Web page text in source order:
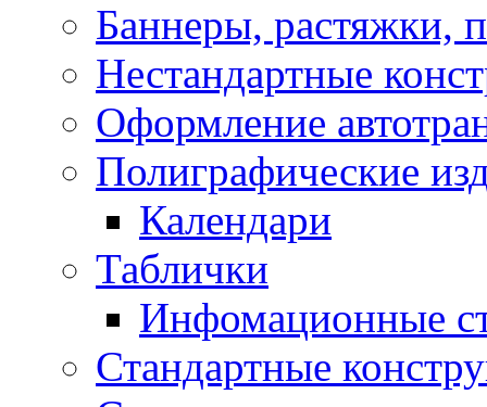
Баннеры, растяжки,
Нестандартные
Оформление
Полиграфические
Календари
Таблички
Инфомационные
Стандартные